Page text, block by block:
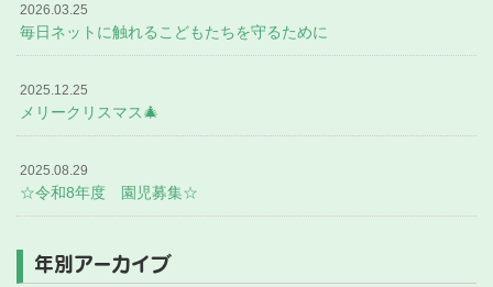
2026.03.25
毎日ネットに触れるこどもたちを守るために
2025.12.25
メリークリスマス🎄
2025.08.29
☆令和8年度 園児募集☆
年別アーカイブ